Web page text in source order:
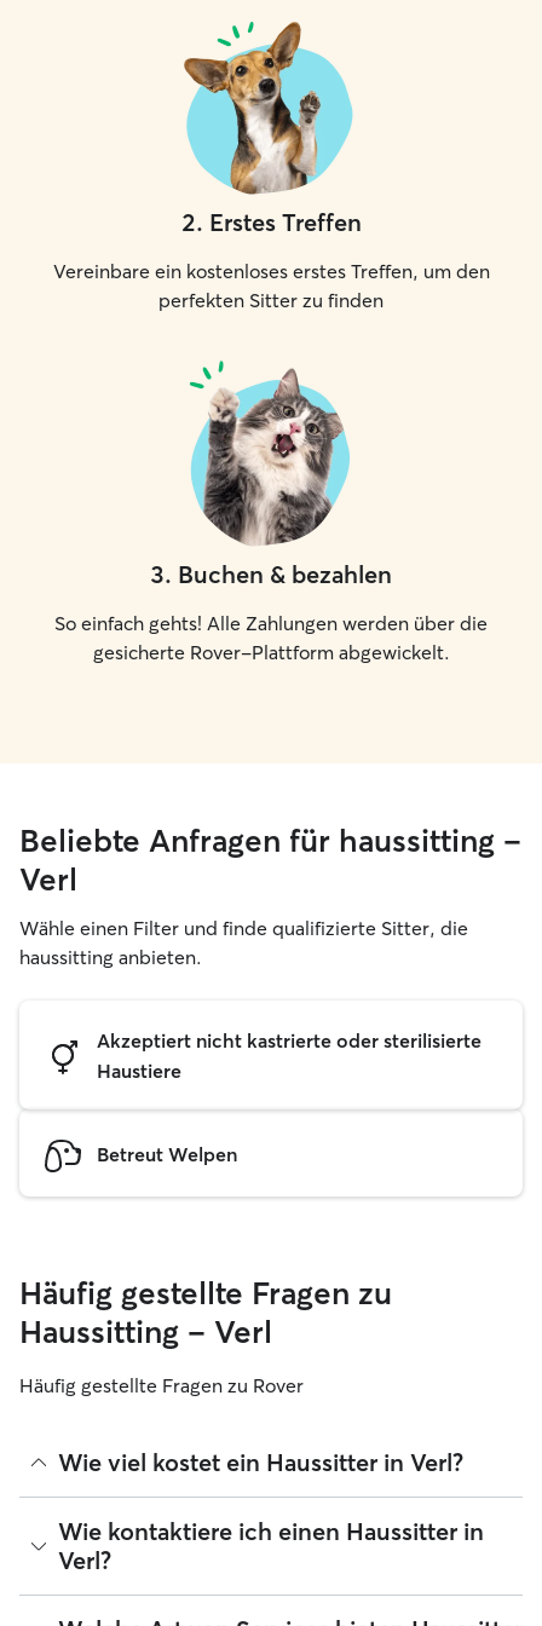
2. Erstes Treffen
Vereinbare ein kostenloses erstes Treffen, um den
perfekten Sitter zu finden
3. Buchen & bezahlen
So einfach gehts! Alle Zahlungen werden über die
gesicherte Rover-Plattform abgewickelt.
Beliebte Anfragen für haussitting –
Verl
Wähle einen Filter und finde qualifizierte Sitter, die
haussitting anbieten.
Akzeptiert nicht kastrierte oder sterilisierte
Haustiere
Betreut Welpen
Häufig gestellte Fragen zu
Haussitting – Verl
Häufig gestellte Fragen zu Rover
Wie viel kostet ein Haussitter in Verl?
Haussitter können ihre Preise bei Rover frei festlegen. Die
durchschnittlichen Kosten für einen Rover-Haussitter in Verl
betragen seit August 2026 etwa 30 pro Nacht, einschließlich
der Servicegebühren von Rover. Der Preis eines Haussitters
Wie kontaktiere ich einen Haussitter in
Verl?